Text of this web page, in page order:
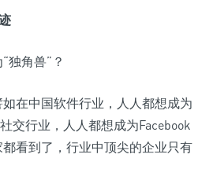
独角兽”？
在中国软件行业，人人都想成为
交行业，人人都想成为Facebook
看到了，行业中顶尖的企业只有